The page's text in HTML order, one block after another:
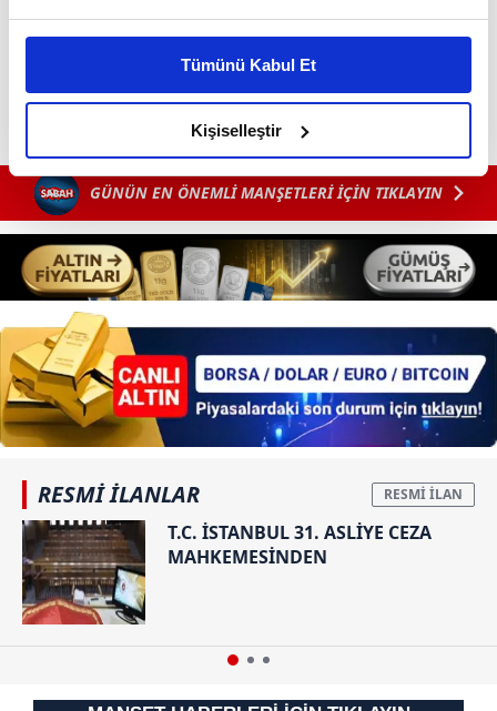
Bu çerezlere izin vermeniz halinde sizlere özel
daha iyi reklam deneyimi yaşatabiliriz. Bunu yaparken
amacımızın size daha iyi bir reklam deneyimi sunmak
olduğunu ve sizlere en iyi içerikleri sunabilmek adına
elimizden gelen çabayı gösterdiğimizi ve bu noktada,
reklamların maliyetlerimizi karşılamak noktasında tek gelir
kalemimiz olduğunu sizlere hatırlatmak isteriz.
Her halükârda, kullanıcılar, bu çerezlere izin vermedikleri
takdirde, kullanıcılara hedefli reklamlar
gösterilmeyecektir."
Sizlere daha iyi bir hizmet sunabilmek için İnternet
Sitemizde kendimize ve üçüncü kişilere ait çerezler
kullanılmaktadır. Bu çerezler vasıtasıyla çeşitli kişisel
verileriniz işlenmekte olup gerekli olan çerezler bilgi
kullanılmaktadır. Diğer çerezler, sitemizin daha işlevsel
kılınması ve kişiselleştirilmesi ve sizlere yönelik
reklam/pazarlama faaliyetlerinin yapılması, amaçlarıyla
sınırlı olarak açık rızanız dahilinde kullanılacaktır.
vasıtasıyla belirleyebilirsiniz. Çerezlere ilişkin detaylı bilgi
Tümünü Kabul Et
Kişiselleştir
GÜNÜN EN ÖNEMLİ MANŞETLERİ İÇİN TIKLAYIN
RESMİ İLANLAR
T.C. İSTANBUL 31. ASLİYE CEZA
MAHKEMESİNDEN